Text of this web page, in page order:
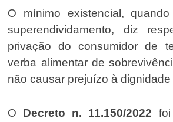
O mínimo existencial,
superendividamento, diz
privação do consumidor de
verba alimentar de
não causar prejuízo à
O Decreto n. 11.150/2022